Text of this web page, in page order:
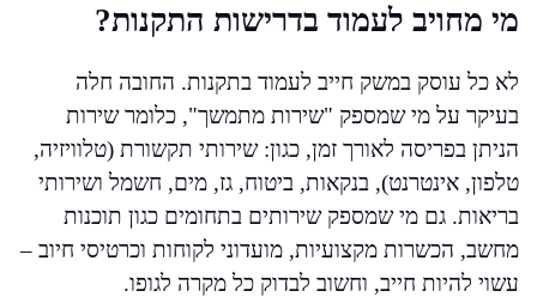
מי מחויב לעמוד בדרישות התקנות?
לא כל עוסק במשק חייב לעמוד בתקנות. החובה חלה
בעיקר על מי שמספק "שירות מתמשך", כלומר שירות
הניתן בפריסה לאורך זמן, כגון: שירותי תקשורת (טלוויזיה,
טלפון, אינטרנט), בנקאות, ביטוח, גז, מים, חשמל ושירותי
בריאות. גם מי שמספק שירותים בתחומים כגון תוכנות
מחשב, הכשרות מקצועיות, מועדוני לקוחות וכרטיסי חיוב –
עשוי להיות חייב, וחשוב לבדוק כל מקרה לגופו.